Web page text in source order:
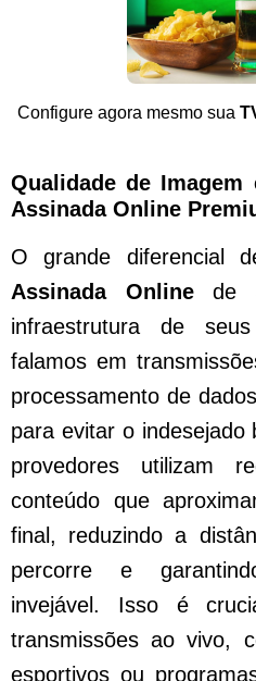
Configure agora mesmo sua
Qualidade de
Assinada Online
O grande diferencial
Assinada Onlinede
infraestrutura de
falamos em
processamento de
para evitar o indesejado
provedores utilizam
conteúdo que
final, reduzindo a
percorre e
invejável. Isso é
transmissões ao vivo,
esportivos ou